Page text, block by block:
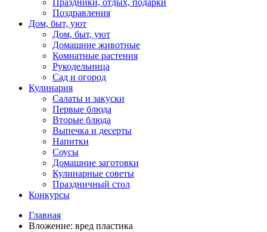
Праздники, отдых, подарки
Поздравления
Дом, быт, уют
Дом, быт, уют
Домашние животные
Комнатные растения
Рукодельница
Сад и огород
Кулинария
Салаты и закуски
Первые блюда
Вторые блюда
Выпечка и десерты
Напитки
Соусы
Домашние заготовки
Кулинарные советы
Праздничный стол
Конкурсы
Главная
Вложение: вред пластика